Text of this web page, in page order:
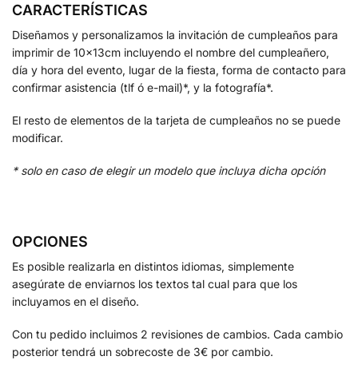
CARACTERÍSTICAS
Diseñamos y personalizamos la invitación de cumpleaños para
imprimir de 10x13cm incluyendo el nombre del cumpleañero,
día y hora del evento, lugar de la fiesta, forma de contacto para
confirmar asistencia (tlf ó e-mail)*, y la fotografía*.
El resto de elementos de la tarjeta de cumpleaños no se puede
modificar.
* solo en caso de elegir un modelo que incluya dicha opción
OPCIONES
Es posible realizarla en distintos idiomas, simplemente
asegúrate de enviarnos los textos tal cual para que los
incluyamos en el diseño.
Con tu pedido incluimos 2 revisiones de cambios. Cada cambio
posterior tendrá un sobrecoste de 3€ por cambio.